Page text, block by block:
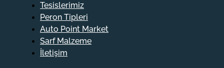
Tesislerimiz
Peron Tipleri
Auto Point Market
Sarf Malzeme
İletişim